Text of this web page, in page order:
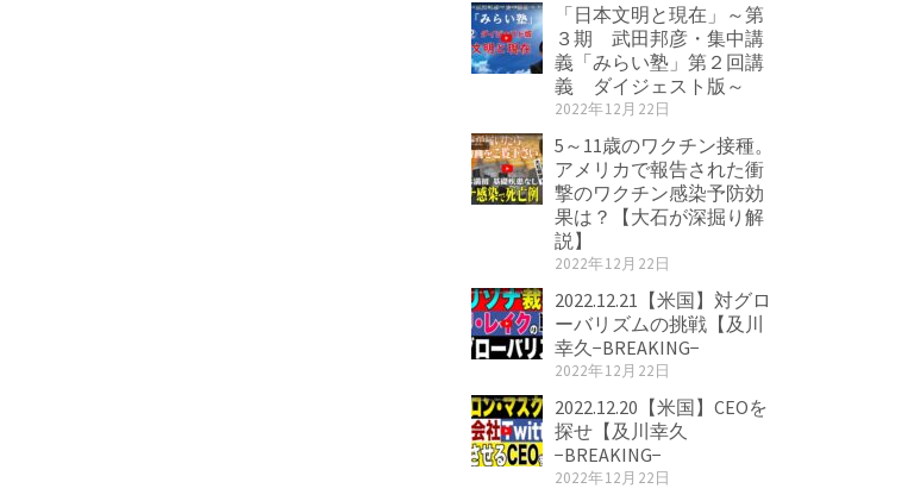
「日本文明と現在」～第
３期 武田邦彦・集中講
義「みらい塾」第２回講
義 ダイジェスト版～
2022年12月22日
5～11歳のワクチン接種。
アメリカで報告された衝
撃のワクチン感染予防効
果は？【大石が深掘り解
説】
2022年12月22日
2022.12.21【米国】対グロ
ーバリズムの挑戦【及川
幸久−BREAKING−
2022年12月22日
2022.12.20【米国】CEOを
探せ【及川幸久
−BREAKING−
2022年12月22日